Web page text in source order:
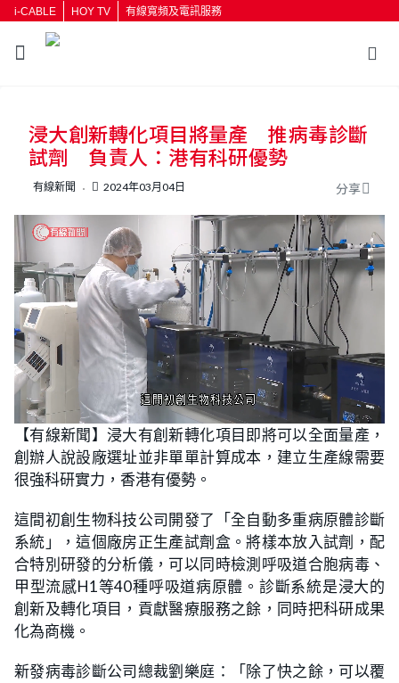
i-CABLE HOY TV 有線寬頻及電訊服務
按輸入鍵開始搜尋
浸大創新轉化項目將量產 推病毒診斷
試劑 負責人：港有科研優勢
有線新聞 2024年03月04日 分享
U
n
m
t
e
L
o
a
d
e
d
:
2
0
0
%
【有線新聞】浸大有創新轉化項目即將可以全面量產，
創辦人說設廠選址並非單單計算成本，建立生產線需要
很強科研實力，香港有優勢。
這間初創生物科技公司開發了「全自動多重病原體診斷
系統」，這個廠房正生產試劑盒。將樣本放入試劑，配
合特別研發的分析儀，可以同時檢測呼吸道合胞病毒、
甲型流感H1等40種呼吸道病原體。診斷系統是浸大的
創新及轉化項目，貢獻醫療服務之餘，同時把科研成果
化為商機。
新發病毒診斷公司總裁劉樂庭：「除了快之餘，可以覆